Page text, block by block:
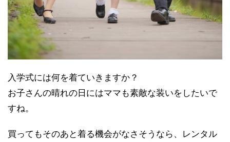
入学式には何を着ていきますか？
お子さんの晴れの日にはママも素敵な装いをしたいで
すね。
買ってもそのあと着る機会がなさそうなら、レンタル